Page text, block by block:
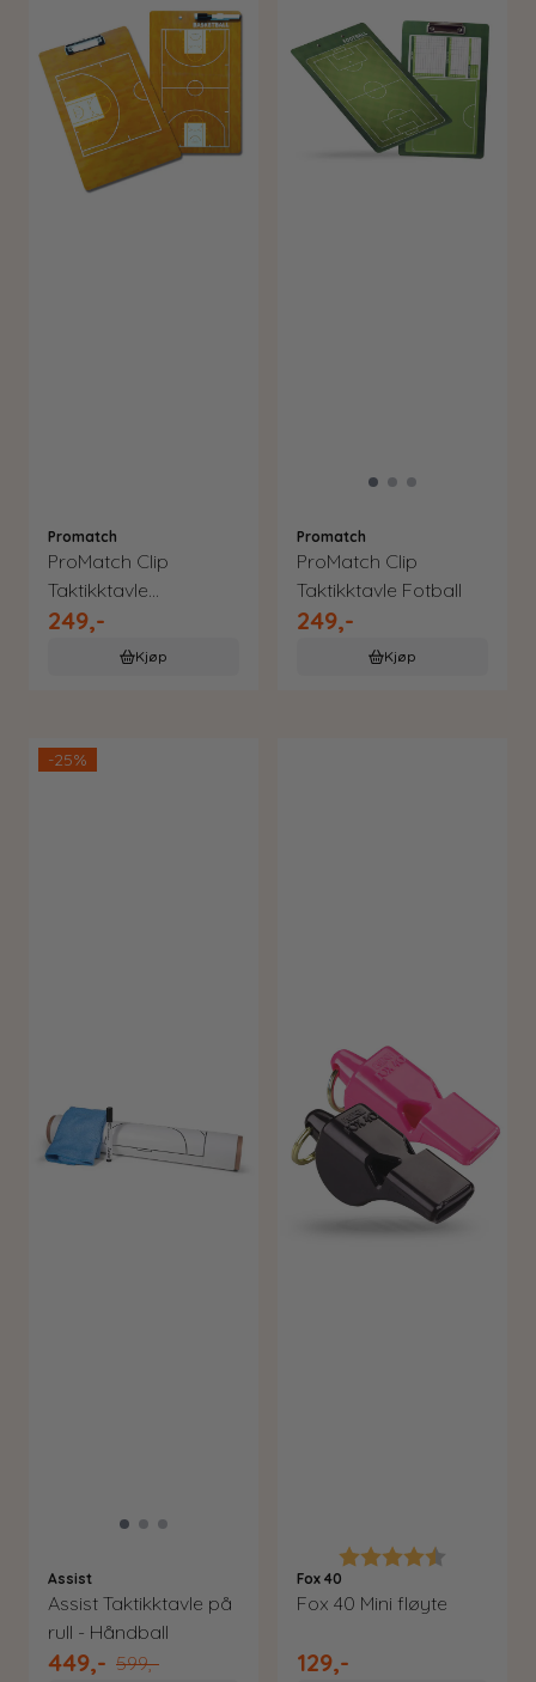
Promatch
ProMatch Clip
Taktikktavle
Basketball
249,-
Kjøp
Promatch
ProMatch Clip
Taktikktavle Fotball
249,-
Kjøp
-25%
Assist
Assist Taktikktavle på
rull - Håndball
449,- 599,-
Karakter:
Fox 40
Fox 40 Mini fløyte
129,-